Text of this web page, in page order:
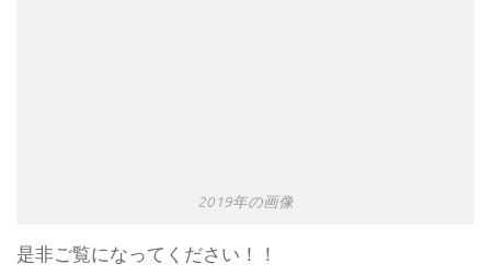
2019年の画像
是非ご覧になってください！！